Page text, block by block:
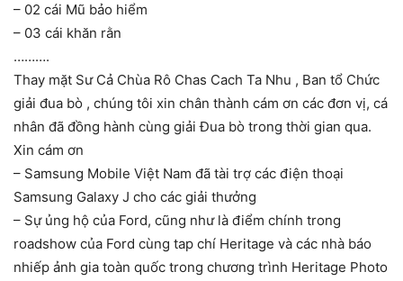
– 02 cái Mũ bảo hiểm
– 03 cái khăn rằn
……….
Thay mặt Sư Cả Chùa Rô Chas Cach Ta Nhu , Ban tổ Chức
giải đua bò , chúng tôi xin chân thành cám ơn các đơn vị, cá
nhân đã đồng hành cùng giải Đua bò trong thời gian qua.
Xin cám ơn
– Samsung Mobile Việt Nam đã tài trợ các điện thoại
Samsung Galaxy J cho các giải thưởng
– Sự ủng hộ của Ford, cũng như là điểm chính trong
roadshow của Ford cùng tap chí Heritage và các nhà báo
nhiếp ảnh gia toàn quốc trong chương trình Heritage Photo